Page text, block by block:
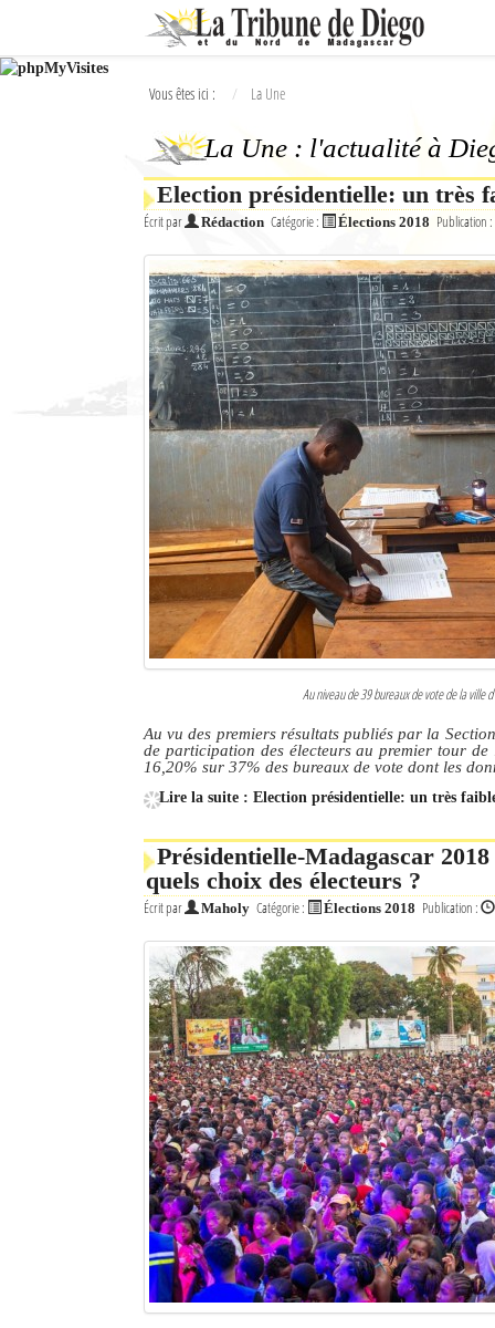
Ok
L'actualité à Diego Suarez
Le Nord de Madagascar
L'actualité du tourisme
Sites touristiques
Diego Suarez Pratique
Les Petites Annonces
La Tribune de Diego en PDF
Vous êtes ici : La Une
La Une : l'actualité à
Election présidentielle: un très
Écrit par Rédaction Catégorie : Élections 2018 Publication :
Au niveau de 39 bureaux de vote de la ville
Au vu des premiers résultats publiés par la
de participation des électeurs au premier tour
16,20% sur 37% des bureaux de vote dont les
Lire la suite : Election présidentielle: un très
Présidentielle-Madagascar
quels choix des électeurs ?
Écrit par Maholy Catégorie : Élections 2018 Publication :